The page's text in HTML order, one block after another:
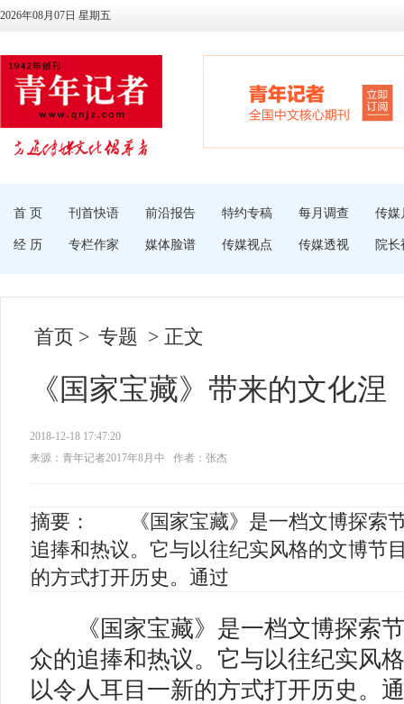
2026年08月07日 星期五
首 页 刊首快语 前沿报告 特约专稿 每月调查 传媒
经 历 专栏作家 媒体脸谱 传媒视点 传媒透视 院长
首页 > 专题 > 正文
《国家宝藏》带来的文化涅
2018-12-18 17:47:20
来源：青年记者2017年8月中
作者：张杰
摘要： 《国家宝藏》是一档文博探索节
追捧和热议。它与以往纪实风格的文博节
的方式打开历史。通过
《国家宝藏》是一档文博探索节
众的追捧和热议。它与以往纪实风
以令人耳目一新的方式打开历史。